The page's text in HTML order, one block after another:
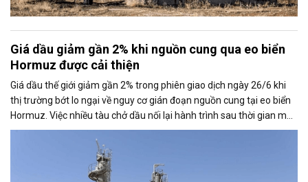
Giá dầu giảm gần 2% khi nguồn cung qua eo biển
Hormuz được cải thiện
Giá dầu thế giới giảm gần 2% trong phiên giao dịch ngày 26/6 khi
thị trường bớt lo ngại về nguy cơ gián đoạn nguồn cung tại eo biển
Hormuz. Việc nhiều tàu chở dầu nối lại hành trình sau thời gian mắc
kẹt đã tạo áp lực lên giá, bất chấp những rủi ro địa chính trị tại khu
vực vẫn chưa hoàn toàn chấm dứt.